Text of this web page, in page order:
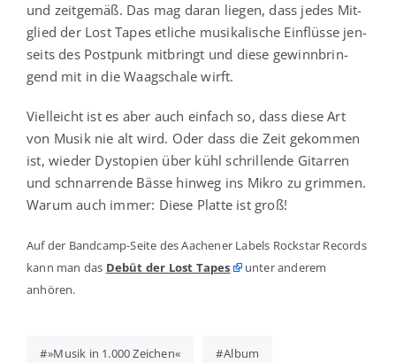
und zeit­ge­mäß. Das mag dar­an lie­gen, dass jedes Mit­
glied der Lost Tapes etli­che musi­ka­li­sche Ein­flüs­se jen­
seits des Post­punk mit­bringt und die­se gewinn­brin­
gend mit in die Waag­scha­le wirft.
Viel­leicht ist es aber auch ein­fach so, dass die­se Art
von Musik nie alt wird. Oder dass die Zeit gekom­men
ist, wie­der Dys­to­pien über kühl schril­len­de Gitar­ren
und schnar­ren­de Bäs­se hin­weg ins Mikro zu grim­men.
War­um auch immer: Die­se Plat­te ist groß!
Auf der Band­camp-Sei­te des Aache­ner Labels Rock­star Records
kann man das Debüt der Lost Tapes
unter ande­rem
anhören.
»Musik in 1.000 Zeichen« Album